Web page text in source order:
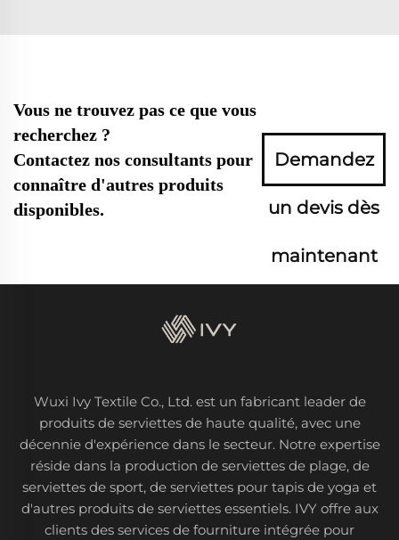
Vous ne trouvez pas ce que vous
recherchez ?
Contactez nos consultants pour
connaître d'autres produits
disponibles.
Demandez
un devis dès
maintenant
Wuxi Ivy Textile Co., Ltd. est un fabricant leader de
produits de serviettes de haute qualité, avec une
décennie d'expérience dans le secteur. Notre expertise
réside dans la production de serviettes de plage, de
serviettes de sport, de serviettes pour tapis de yoga et
d'autres produits de serviettes essentiels. IVY offre aux
clients des services de fourniture intégrée pour